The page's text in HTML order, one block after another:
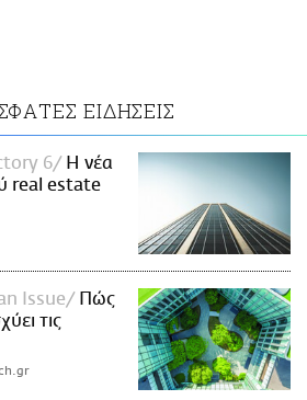
ΕΙΔΗΣΕΙΣ
6
Η νέα
real estate
Issue
Πώς
τις